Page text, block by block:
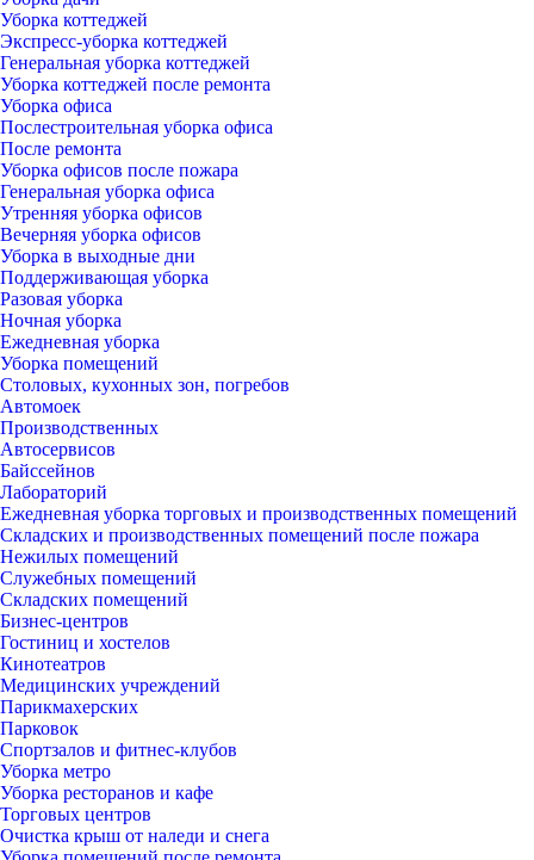
Уборка коттеджей
Экспресс-уборка коттеджей
Генеральная уборка коттеджей
Уборка коттеджей после ремонта
Уборка офиса
Послестроительная уборка офиса
После ремонта
Уборка офисов после пожара
Генеральная уборка офиса
Утренняя уборка офисов
Вечерняя уборка офисов
Уборка в выходные дни
Поддерживающая уборка
Разовая уборка
Ночная уборка
Ежедневная уборка
Уборка помещений
Столовых, кухонных зон, погребов
Автомоек
Производственных
Автосервисов
Байссейнов
Лабораторий
Ежедневная уборка торговых и производственных помещений
Складских и производственных помещений после пожара
Нежилых помещений
Служебных помещений
Складских помещений
Бизнес-центров
Гостиниц и хостелов
Кинотеатров
Медицинских учреждений
Парикмахерских
Парковок
Спортзалов и фитнес-клубов
Уборка метро
Уборка ресторанов и кафе
Торговых центров
Очистка крыш от наледи и снега